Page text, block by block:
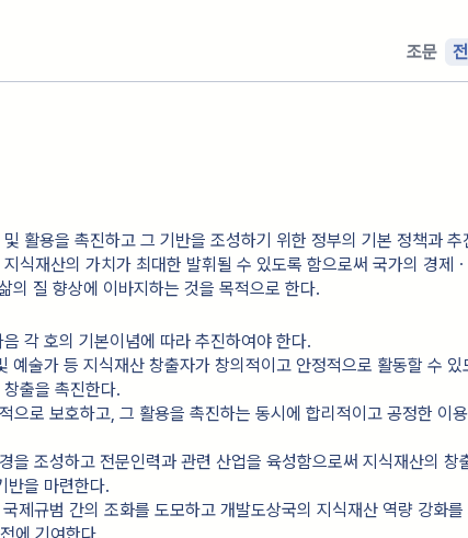
조문
활용을 촉진하고 그 기반을 조성하기 위한 정부의 기본 정책과 추
식재산의 가치가 최대한 발휘될 수 있도록 함으로써 국가의 경제
의 질 향상에 이바지하는 것을 목적으로 한다.
각 호의 기본이념에 따라 추진하여야 한다.
예술가 등 지식재산 창출자가 창의적이고 안정적으로 활동할 수 있
출을 촉진한다.
으로 보호하고, 그 활용을 촉진하는 동시에 합리적이고 공정한 이
을 조성하고 전문인력과 관련 산업을 육성함으로써 지식재산의 창
반을 마련한다.
제규범 간의 조화를 도모하고 개발도상국의 지식재산 역량 강화를